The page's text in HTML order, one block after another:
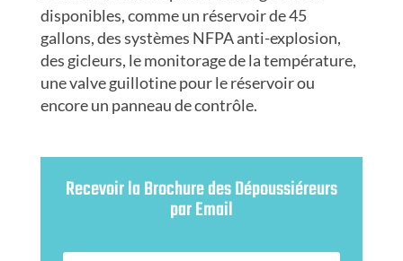
disponibles, comme un réservoir de 45
gallons, des systèmes NFPA anti-explosion,
des gicleurs, le monitorage de la température,
une valve guillotine pour le réservoir ou
encore un panneau de contrôle.
Recevoir la Brochure des Dépoussiéreurs
par Email